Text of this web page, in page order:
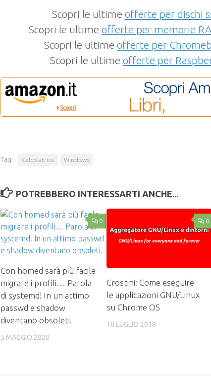
Scopri le ultime offerte per dischi
Scopri le ultime offerte per memorie
Scopri le ultime offerte per
Scopri le ultime offerte per
Tag: Calcolatrice Windows
POTREBBERO INTERESSARTI ANCHE...
0
Con homed sarà più facile
migrare i profili… Parola
di systemd! In un attimo
passwd e shadow
diventano obsoleti.
5 MAGGIO 2020
0
Crostini: Come eseguire
le applicazioni GNU/Linux
su Chrome OS
10 LUGLIO 2018